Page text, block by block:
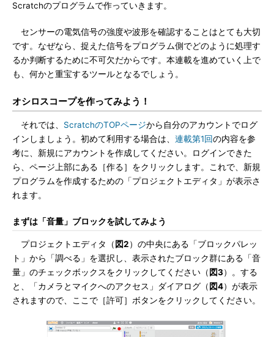
Scratchのプログラムで作っていきます。
センサーの電気信号の強度や波形を確認することはとても大切
です。なぜなら、捉えた信号をプログラム側でどのように処理す
るか判断するために不可欠だからです。本連載を進めていく上で
も、何かと重宝するツールとなるでしょう。
オシロスコープを作ってみよう！
それでは、 ScratchのTOPページから自分のアカウントでログ
インしましょう。初めて利用する場合は、 連載第1回の内容を参
考に、新規にアカウントを作成してください。ログインできた
ら、ページ上部にある［作る］をクリックします。これで、新規
プログラムを作成するための「プロジェクトエディタ」が表示さ
れます。
まずは「音量」ブロックを試してみよう
プロジェクトエディタ（ 図2）の中央にある「ブロックパレッ
ト」から「調べる」を選択し、表示されたブロック群にある「音
量」のチェックボックスをクリックしてください（ 図3）。する
と、「カメラとマイクへのアクセス」ダイアログ（ 図4）が表示
されますので、ここで［許可］ボタンをクリックしてください。